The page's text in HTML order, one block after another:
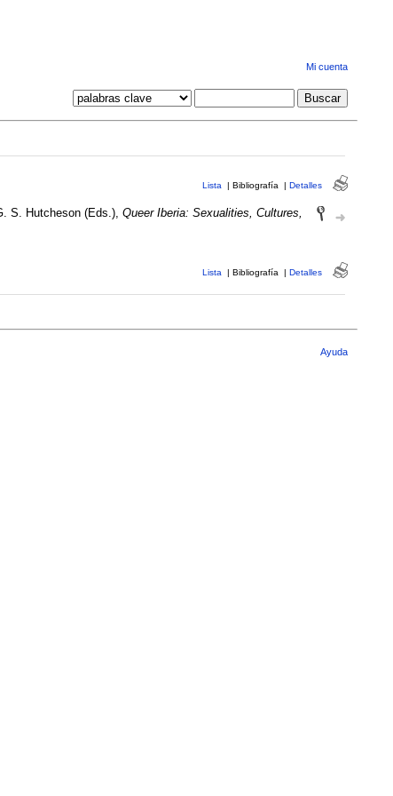
Mi cuenta
Lista | Bibliografía | Detalles
S. Hutcheson (Eds.), Queer Iberia: Sexualities, Cultures,
Lista | Bibliografía | Detalles
Ayuda